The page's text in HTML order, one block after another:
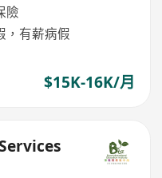
險
，有薪病假
$15K-16K/月